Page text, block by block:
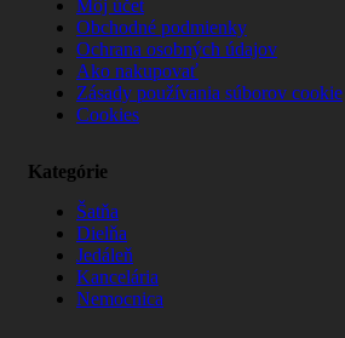
Môj účet
Obchodné podmienky
Ochrana osobných údajov
Ako nakupovať
Zásady používania súborov cookie
Cookies
Kategórie
Šatňa
Dielňa
Jedáleň
Kancelária
Nemocnica